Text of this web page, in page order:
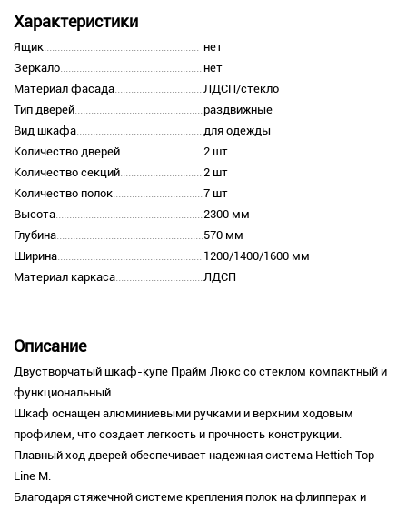
Характеристики
Ящик
нет
Зеркало
нет
Материал фасада
ЛДСП/стекло
Тип дверей
раздвижные
Вид шкафа
для одежды
Количество дверей
2 шт
Количество секций
2 шт
Количество полок
7 шт
Высота
2300 мм
Глубина
570 мм
Ширина
1200/1400/1600 мм
Материал каркаса
ЛДСП
Описание
Двустворчатый шкаф-купе Прайм Люкс со стеклом компактный и
функциональный.
Шкаф оснащен алюминиевыми ручками и верхним ходовым
профилем, что создает легкость и прочность конструкции.
Плавный ход дверей обеспечивает надежная система Hettich Top
Line M.
Благодаря стяжечной системе крепления полок на флипперах и